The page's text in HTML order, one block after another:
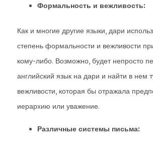
Формальность и вежливость:
Как и многие другие языки, дари
степень формальности и вежливости
кому-либо. Возможно, будет непросто
английский язык на дари и найти в нем
вежливости, которая бы отражала
иерархию или уважение.
Различные системы письма: